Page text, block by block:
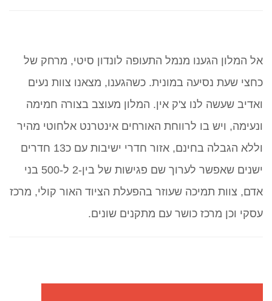
אל המלון הגענו מנמל התעופה לונדון סיטי, מרחק של
כחצי שעת נסיעה במונית. כשהגענו, מצאנו צוות נעים
ואדיב שעשה לנו צ'ק אין. המלון מעוצב בצורה חמימה
ונעימה, ויש בו לרווחת האורחים אינטרנט אלחוטי מהיר
וללא הגבלה בחינם, אזור חדרי ישיבות עם כ13 חדרים
ישנים שאפשר לערוך שם פגישות של בין-2 ל-500 בני
אדם, צוות תמיכה שעוזר בהפעלת הציוד האור קולי, מרכז
עסקי וכן מרכז כושר עם מתקנים שונים.